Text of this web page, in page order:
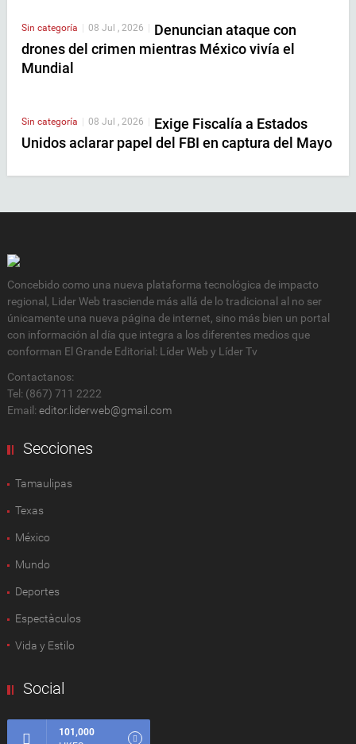
Sin categoría | 08 Jul , 2026 | Denuncian ataque con
drones del crimen mientras México vivía el
Mundial
Sin categoría 08 Jul , 2026
Exige Fiscalía a Estados
Unidos aclarar papel del FBI en captura del Mayo
Concebido como una nueva plataforma tecnológica de impacto
regional, Lider Web trasciende más allá de lo tradicional al no ser
únicamente una nueva página de internet, sino más bien un portal
con información al día que integra a los diferentes medios que
conforman El Grande Editorial: Líder Web y Líder Tv
Contactanos:
Tel: (867) 711 2222
Email: editor.liderweb@gmail.com
Secciones
Tamaulipas
Texas
México
Mundo
Deportes
Espectàculos
Vida y Estilo
Social
101,000